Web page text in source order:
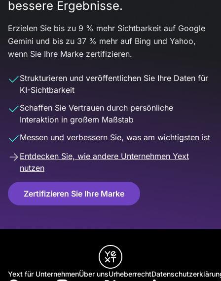
bessere Ergebnisse.
Erzielen Sie bis zu 9 % mehr Sichtbarkeit auf Google
Gemini und bis zu 37 % mehr auf Bing und Yahoo,
wenn Sie Ihre Marke zertifizieren.
Strukturieren und veröffentlichen Sie Ihre Daten für
KI-Sichtbarkeit
Schaffen Sie Vertrauen durch persönliche
Interaktion in großem Maßstab
Messen und verbessern Sie, was am wichtigsten ist
Entdecken Sie, wie andere Unternehmen Yext
nutzen
Zertifizieren Sie Ihre Marke
Yext für UnternehmenÜber unsUrheberrecht